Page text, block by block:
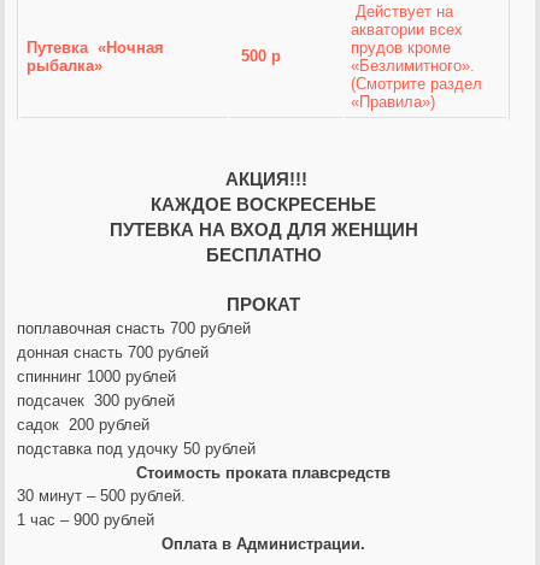
Путевка «Ночная
рыбалка»
500 р
Действует на
акватории всех
прудов кроме
«Безлимитного».
(Смотрите раздел
«Правила»)
АКЦИЯ!!!
КАЖДОЕ ВОСКРЕСЕНЬЕ
ПУТЕВКА НА ВХОД ДЛЯ ЖЕНЩИН
БЕСПЛАТНО
ПРОКАТ
поплавочная снасть 700 рублей
донная снасть 700 рублей
спиннинг 1000 рублей
подсачек 300 рублей
садок 200 рублей
подставка под удочку 50 рублей
Стоимость проката плавсредств
30 минут – 500 рублей.
1 час – 900 рублей
Оплата в Администрации.